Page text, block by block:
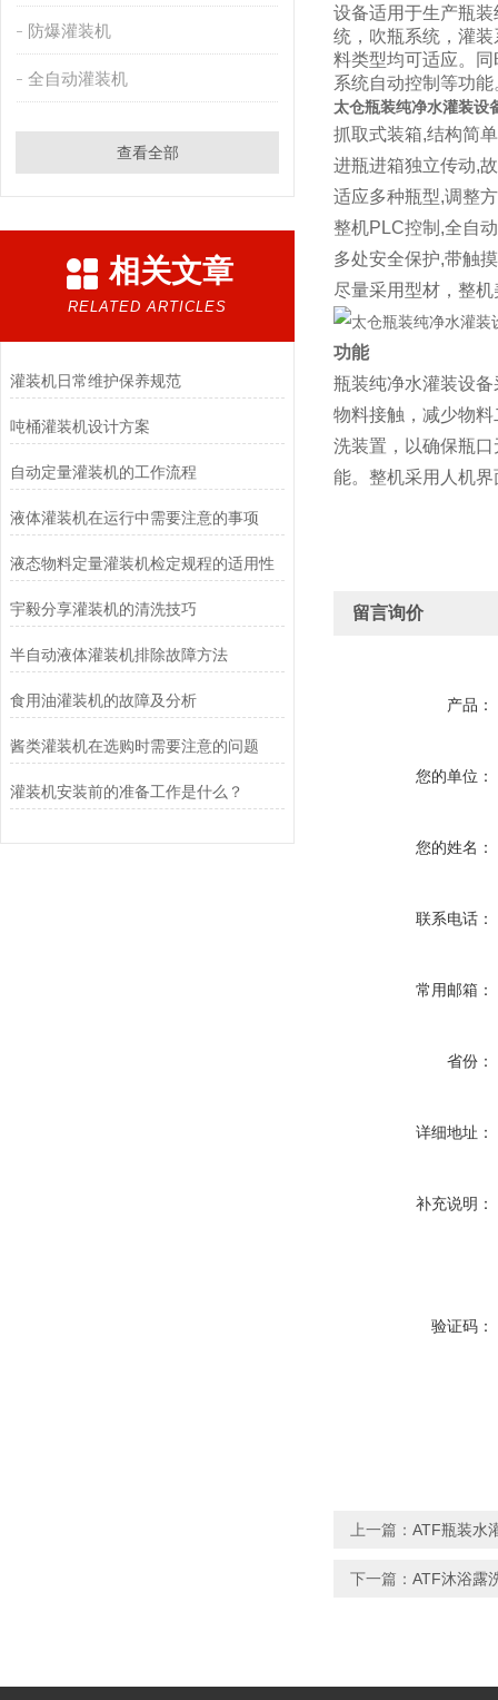
防爆灌装机
全自动灌装机
查看全部
相关文章
RELATED ARTICLES
灌装机日常维护保养规范
吨桶灌装机设计方案
自动定量灌装机的工作流程
液体灌装机在运行中需要注意的事项
液态物料定量灌装机检定规程的适用性
宇毅分享灌装机的清洗技巧
半自动液体灌装机排除故障方法
食用油灌装机的故障及分析
酱类灌装机在选购时需要注意的问题
灌装机安装前的准备工作是什么？
设备适用于生产瓶
统，吹瓶系统，灌
料类型均可适应。
系统自动控制等功能
太仓瓶装纯净水灌装设
抓取式装箱,结构简
进瓶进箱独立传动,
适应多种瓶型,调整
整机PLC控制,全自
多处安全保护,带触
尽量采用型材，整
功能
瓶装纯净水灌装设
物料接触，减少物
洗装置，以确保瓶
能。整机采用人机
留言询价
产品：
您的单位：
您的姓名：
联系电话：
常用邮箱：
省份：
详细地址：
补充说明：
验证码：
上一篇： ATF瓶装水
下一篇： ATF沐浴露